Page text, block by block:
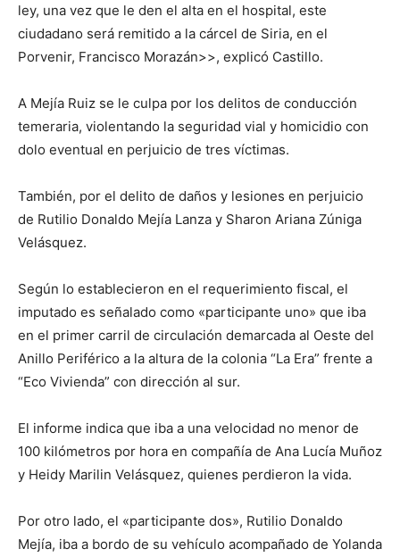
ley, una vez que le den el alta en el hospital, este
ciudadano será remitido a la cárcel de Siria, en el
Porvenir, Francisco Morazán>>, explicó Castillo.
A Mejía Ruiz se le culpa por los delitos de conducción
temeraria, violentando la seguridad vial y homicidio con
dolo eventual en perjuicio de tres víctimas.
También, por el delito de daños y lesiones en perjuicio
de Rutilio Donaldo Mejía Lanza y Sharon Ariana Zúniga
Velásquez.
Según lo establecieron en el requerimiento fiscal, el
imputado es señalado como «participante uno» que iba
en el primer carril de circulación demarcada al Oeste del
Anillo Periférico a la altura de la colonia “La Era” frente a
“Eco Vivienda” con dirección al sur.
El informe indica que iba a una velocidad no menor de
100 kilómetros por hora en compañía de Ana Lucía Muñoz
y Heidy Marilin Velásquez, quienes perdieron la vida.
Por otro lado, el «participante dos», Rutilio Donaldo
Mejía, iba a bordo de su vehículo acompañado de Yolanda